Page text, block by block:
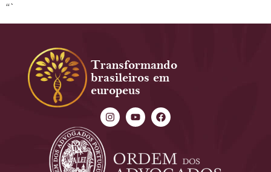
“`
Transformando
brasileiros em
europeus